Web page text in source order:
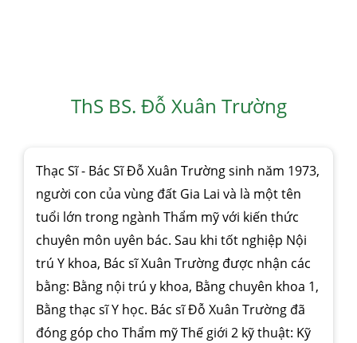
ThS BS. Đỗ Xuân Trường
Thạc Sĩ - Bác Sĩ Đỗ Xuân Trường sinh năm 1973,
người con của vùng đất Gia Lai và là một tên
tuổi lớn trong ngành Thẩm mỹ với kiến thức
chuyên môn uyên bác. Sau khi tốt nghiệp Nội
trú Y khoa, Bác sĩ Xuân Trường được nhận các
bằng: Bằng nội trú y khoa, Bằng chuyên khoa 1,
Bằng thạc sĩ Y học. Bác sĩ Đỗ Xuân Trường đã
đóng góp cho Thẩm mỹ Thế giới 2 kỹ thuật: Kỹ